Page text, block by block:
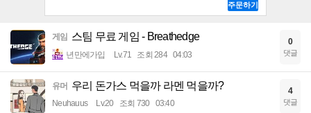
게임 스팀 무료 게임 - Breathedge
년만에가입 Lv.71 조회 284 04:03
0
댓글
유머 우리 돈가스 먹을까 라멘 먹을까?
Neuhauus Lv.20 조회 730 03:40
4
댓글